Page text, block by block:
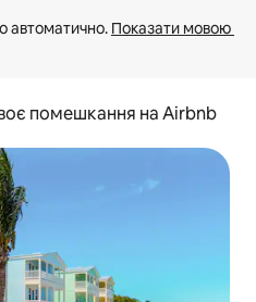
автоматично. Показати мовою
помешкання на Airbnb